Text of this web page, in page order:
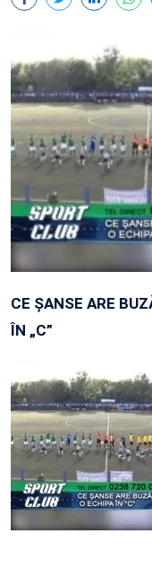
CE ȘANSE ARE
ÎN „C”